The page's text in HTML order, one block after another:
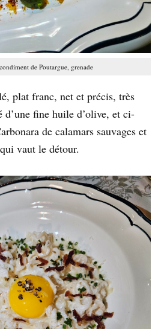
de Poutargue, grenade
plat franc, net et précis, très
d’une fine huile d’olive, et ci-
de calamars sauvages et
vaut le détour.